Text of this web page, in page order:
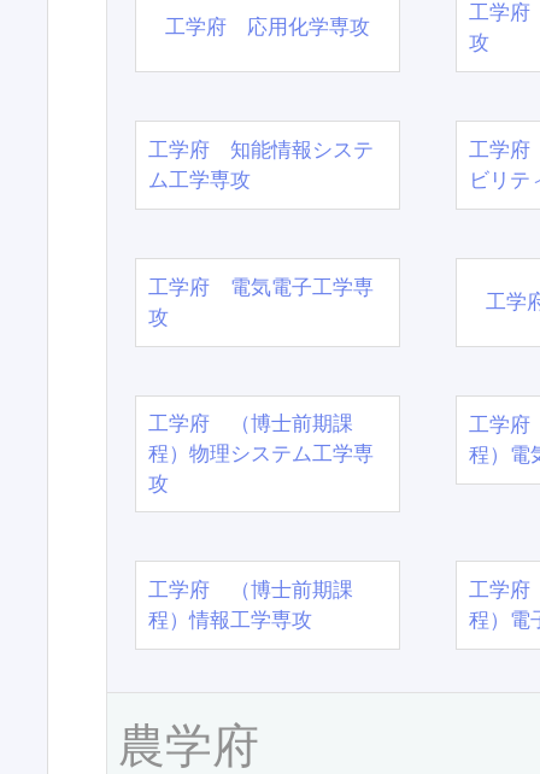
工学府 応用化学専攻
工学府
攻
工学府 知能情報システ
ム工学専攻
工学府
ビリテ
工学府 電気電子工学専
攻
工学
工学府 （博士前期課
程）物理システム工学専
攻
工学
程）電
工学府 （博士前期課
程）情報工学専攻
工学
程）電
農学府